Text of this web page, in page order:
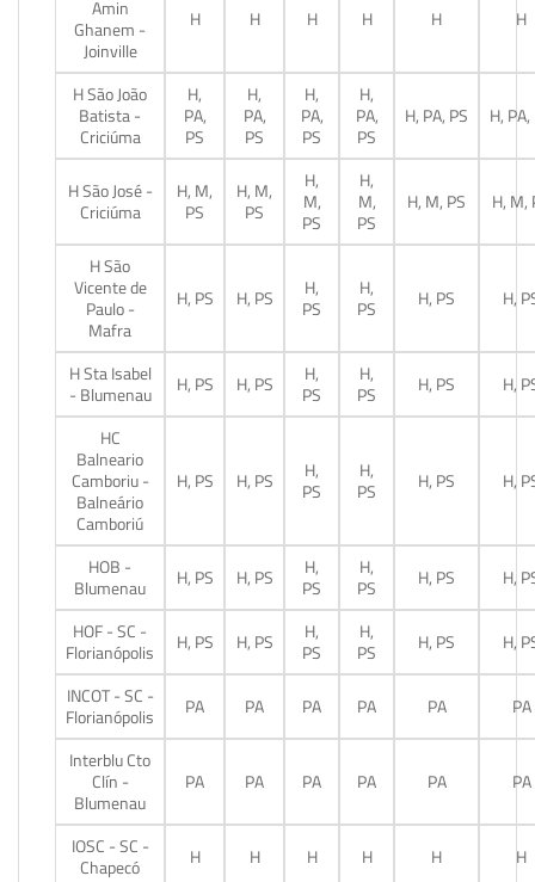
Amin
Ghanem -
Joinville
H H H H H H
H São João
Batista -
Criciúma
H,
PA,
PS
H,
PA,
PS
H,
PA,
PS
H,
PA,
PS
H, PA, PS H,
H São José -
Criciúma
H, M,
PS
H, M,
PS
H,
M,
PS
H,
M,
PS
H, M, PS H, M,
H São
Vicente de
Paulo -
Mafra
H, PS H, PS
H,
PS
H,
PS
H, PS H,
H Sta Isabel
- Blumenau
H, PS H, PS
H,
PS
H,
PS
H, PS H,
HC
Balneario
Camboriu -
Balneário
Camboriú
H, PS H, PS
H,
PS
H,
PS
H, PS H,
HOB -
Blumenau
H, PS H, PS
H,
PS
H,
PS
H, PS H,
HOF - SC -
Florianópolis
H, PS H, PS
H,
PS
H,
PS
H, PS H,
INCOT - SC -
Florianópolis
PA PA PA PA PA PA
Interblu Cto
Clín -
Blumenau
PA PA PA PA PA PA
IOSC - SC -
Chapecó
H H H H H H